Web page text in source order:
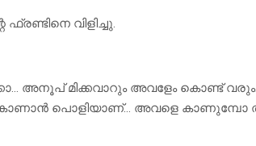
വിളിച്ചു.
അനൂപ് മിക്കവാറും അവളേം കൊണ്ട് വരും..
കാണാൻ പൊളിയാണ്… അവളെ കാണുമ്പോ